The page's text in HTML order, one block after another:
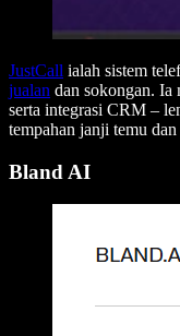
JustCall ialah sistem
jualan dan sokongan. Ia
serta integrasi CRM –
tempahan janji temu
Bland AI